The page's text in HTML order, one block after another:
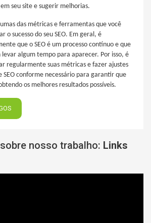
seu site e sugerir melhorias.
das métricas e ferramentas que você
o sucesso do seu SEO. Em geral, é
que o SEO é um processo contínuo e que
levar algum tempo para aparecer. Por isso, é
regularmente suas métricas e fazer ajustes
SEO conforme necessário para garantir que
os melhores resultados possíveis.
nosso trabalho: Links